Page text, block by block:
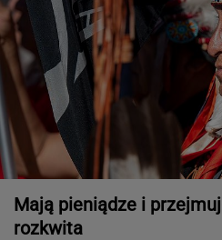
Mają pieniądze i
rozkwita